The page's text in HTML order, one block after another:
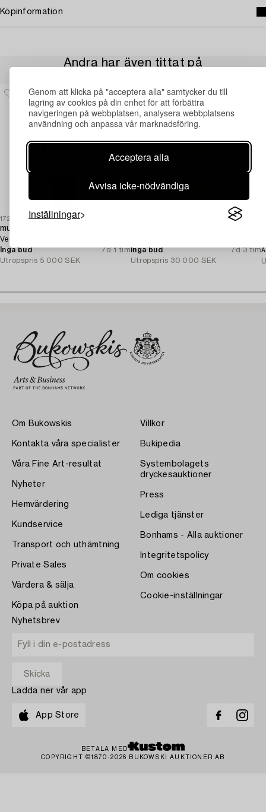
Genom att klicka på "acceptera alla" samtycker du till
lagring av cookies på din enhet för att förbättra
navigeringen på webbplatsen, analysera webbplatsens
användning och anpassa vår marknadsföring.
Acceptera alla
Avvisa icke-nödvändiga
Inställningar
Köpinformation
Andra har även tittat på
1729344
must de Cartier,
Vendôme, armbandsur, 24 mm.
Inga bud
7d 1 tim
Utropspris 5 000 SEK
Inga bud
7d 3 tim
Utropspris 30 000 SEK
Om Bukowskis
Kontakta våra specialister
Våra Fine Art-resultat
Nyheter
Hemvärdering
Kundservice
Transport och uthämtning
Private Sales
Värdera & sälja
Köpa på auktion
Villkor
Bukipedia
Systembolagets
dryckesauktioner
Press
Lediga tjänster
Bonhams - Alla auktioner
Integritetspolicy
Om cookies
Cookie-inställningar
Nyhetsbrev
Ladda ner vår app
App Store
BETALA MED
COPYRIGHT ©1870-2026 BUKOWSKI AUKTIONER AB